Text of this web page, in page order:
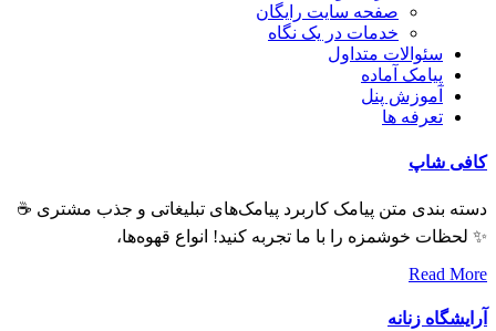
صفحه سایت رایگان
خدمات در یک نگاه
سئوالات متداول
پیامک آماده
آموزش پنل
تعرفه ها
کافی شاپ
دسته بندی متن پیامک کاربرد پیامک‌های تبلیغاتی و جذب مشتری ☕
✨ لحظات خوشمزه را با ما تجربه کنید! انواع قهوه‌ها،
Read More
آرایشگاه زنانه